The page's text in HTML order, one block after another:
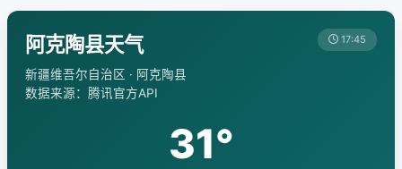
阿克陶县天气
新疆维吾尔自治区 · 阿克陶县
数据来源：腾讯官方API
17:45
31°